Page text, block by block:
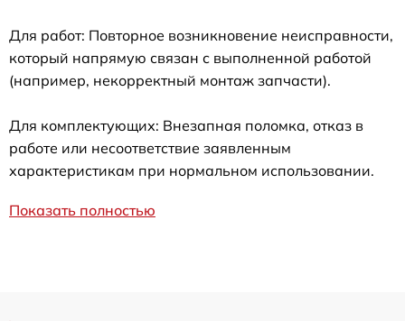
Для работ: Повторное возникновение неисправности,
который напрямую связан с выполненной работой
(например, некорректный монтаж запчасти).
Для комплектующих: Внезапная поломка, отказ в
работе или несоответствие заявленным
характеристикам при нормальном использовании.
Показать полностью